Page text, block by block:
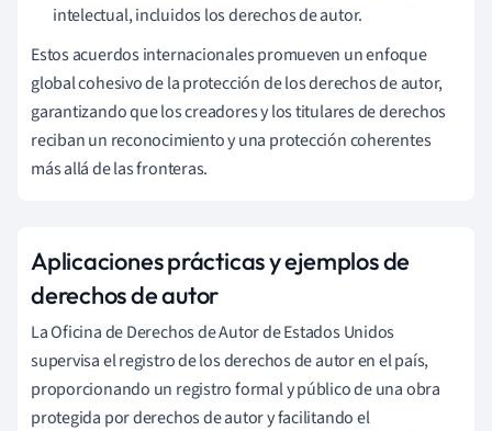
intelectual, incluidos los derechos de autor.
Estos acuerdos internacionales promueven un enfoque
global cohesivo de la protección de los derechos de autor,
garantizando que los creadores y los titulares de derechos
reciban un reconocimiento y una protección coherentes
más allá de las fronteras.
Aplicaciones prácticas y ejemplos de
derechos de autor
La Oficina de Derechos de Autor de Estados Unidos
supervisa el registro de los derechos de autor en el país,
proporcionando un registro formal y público de una obra
protegida por derechos de autor y facilitando el